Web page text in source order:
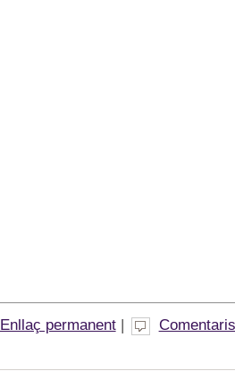
Enllaç permanent|